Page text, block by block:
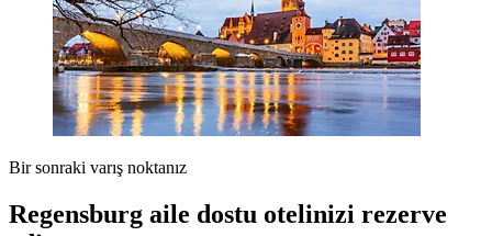
Bir sonraki varış noktanız
Regensburg aile dostu otelinizi rezerve